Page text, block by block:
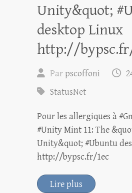
Unity&quot;
desktop Linux
http://
Par pscoffoni
StatusNet
Pour les allergiques à
#Unity Mint 11: The
Unity&quot; #Ubuntu
http://bypsc.fr/1ec
Lire plus